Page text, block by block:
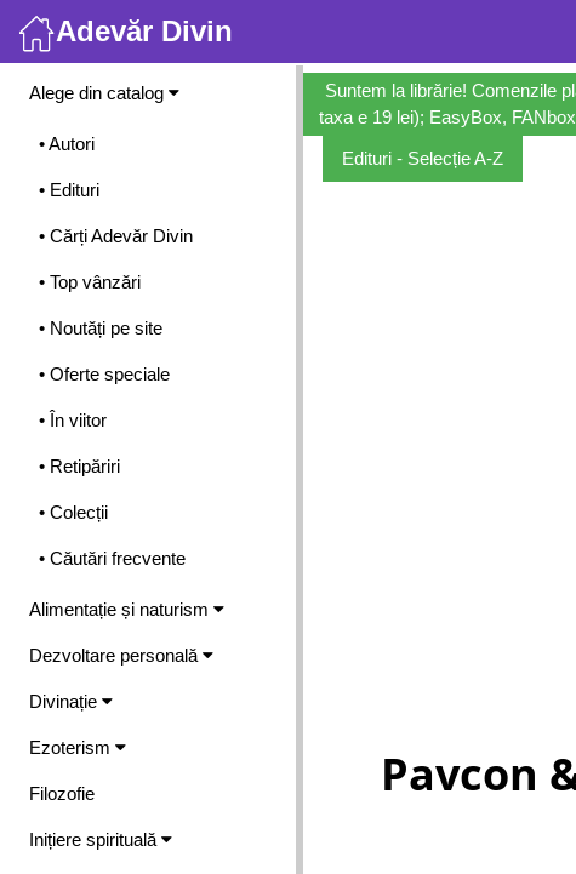
Adevăr Divin
Meniu
Alege din catalog
• Autori
• Edituri
• Cărți Adevăr Divin
• Top vânzări
• Noutăți pe site
• Oferte speciale
• În viitor
• Retipăriri
• Colecții
• Căutări frecvente
Alimentație și naturism
Dezvoltare personală
Divinație
Ezoterism
Filozofie
Inițiere spirituală
Suntem la librărie! Comenzile
taxa e 19 lei); EasyBox,
Edituri - Selecție A-Z
Pavcon